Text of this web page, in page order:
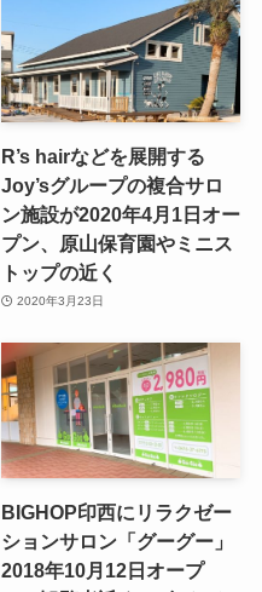
R’s hairなどを展開する
Joy’sグループの複合サロ
ン施設が2020年4月1日オー
プン、原山保育園やミニス
トップの近く
2020年3月23日
BIGHOP印西にリラクゼー
ションサロン「グーグー」
2018年10月12日オープ